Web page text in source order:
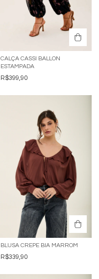
CALÇA CASSI BALLON
ESTAMPADA
R$399,90
BLUSA CREPE BIA MARROM
R$339,90